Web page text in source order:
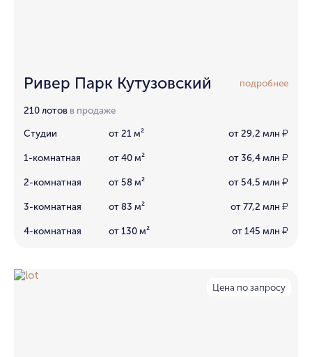
Ривер Парк Кутузовский подробнее
210 лотов в продаже
Студии от 21 м² от 29,2 млн ₽
1-комнатная от 40 м² от 36,4 млн ₽
2-комнатная от 58 м² от 54,5 млн ₽
3-комнатная от 83 м² от 77,2 млн ₽
4-комнатная от 130 м² от 145 млн ₽
Цена по запросу